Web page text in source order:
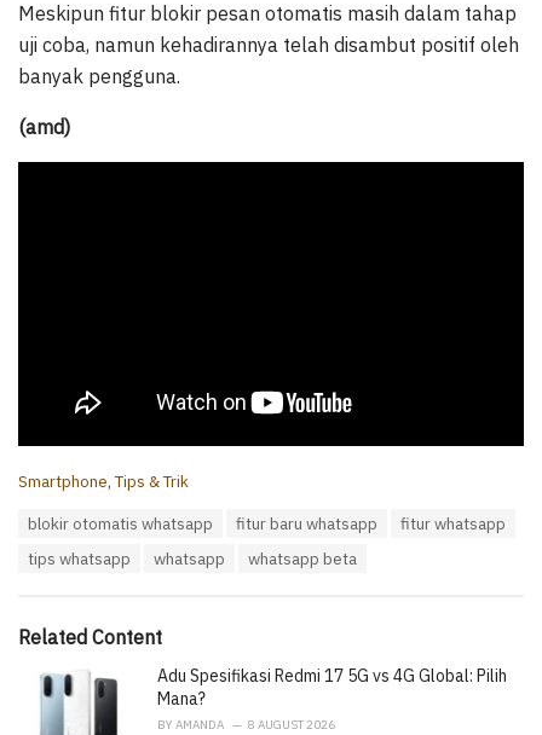
Meskipun fitur blokir pesan otomatis masih dalam tahap
uji coba, namun kehadirannya telah disambut positif oleh
banyak pengguna.
(amd)
C
i
Smartphone,Tips & Trik
blokir otomatis whatsapp fitur baru whatsapp
fitur whatsapp
tips whatsapp
whatsapp whatsapp beta
Related Content
Adu Spesifikasi Redmi 17 5G vs 4G Global: Pilih
Mana?
BY AMANDA 8 AUGUST 2026